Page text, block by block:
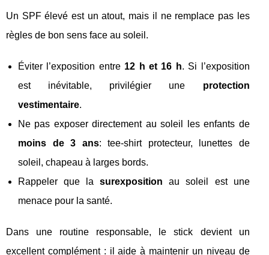
Un SPF élevé est un atout, mais il ne remplace pas les
règles de bon sens face au soleil.
Éviter l’exposition entre 12 h et 16 h. Si l’exposition
est inévitable, privilégier une protection
vestimentaire.
Ne pas exposer directement au soleil les enfants de
moins de 3 ans: tee-shirt protecteur, lunettes de
soleil, chapeau à larges bords.
Rappeler que lasurexposition au soleil est une
menace pour la santé.
Dans une routine responsable, le stick devient un
excellent complément : il aide à maintenir un niveau de